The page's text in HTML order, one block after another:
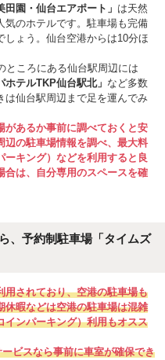
田園・仙台エアポート」 は天然
気のホテルです。駐車場も完備
しょう。仙台空港からは10分ほ
ところにある仙台駅周辺には
ホテルTKP仙台駅北」 など多数
は仙台駅周辺まで足を運んでみ
があるか事前に調べておくと安
辺の駐車場情報を調べ、最大料
キング）などを利用すると良
合は、自分専用のスペースを確
、予約制駐車場「タイムズ
用されており、空港の駐車場も
休暇などは空港の駐車場は混雑
インパーキング）利用もオスス
ビスなら事前に車室が確保でき